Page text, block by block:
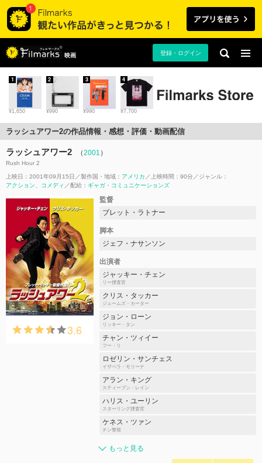
映画 登録・ログイン
¥1,650
1
¥990
2
¥990
3
¥7,700
4
ラッシュアワー2の作品情報・感想・評価・動画配信
ラッシュアワー2 （2001 ）
Rush Hour 2
上映日：2001年09月15日 製作国・地域： アメリカ 上映時間：90分
ジャンル：
アクション
コメディ 配給： ギャガ・コミュニケーションズ
3.6
監督
ブレット・ラトナー
脚本
ジェフ・ナサンソン
出演者
ジャッキー・チェン
リー捜査官
クリス・タッカー
ジェームズ・カーター
ジョン・ローン
リッキー・タン
チャン・ツィイー
フー・リ
ロゼリン・サンチェス
イザベラ・モリーナ
アラン・キング
スティーブン・レイン
ハリス・ユーリン
スターリング捜査官
ケネス・ツァン
チン警視
もっと見る